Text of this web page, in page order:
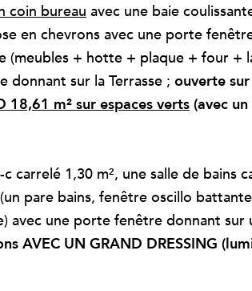
coin bureau avec une baie
en chevrons avec une porte
(meubles + hotte + plaque + four +
donnant sur la Terrasse ; ouverte
18,61 m² sur espaces verts (avec
carrelé 1,30 m², une salle de bains
pare bains, fenêtre oscillo
avec une porte fenêtre donnant sur
AVEC UN GRAND DRESSING